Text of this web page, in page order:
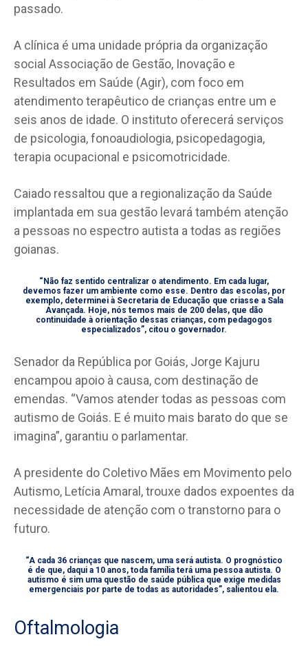
passado.
A clínica é uma unidade própria da organização
social Associação de Gestão, Inovação e
Resultados em Saúde (Agir), com foco em
atendimento terapêutico de crianças entre um e
seis anos de idade. O instituto oferecerá serviços
de psicologia, fonoaudiologia, psicopedagogia,
terapia ocupacional e psicomotricidade.
Caiado ressaltou que a regionalização da Saúde
implantada em sua gestão levará também atenção
a pessoas no espectro autista a todas as regiões
goianas.
“Não faz sentido centralizar o atendimento. Em cada lugar,
devemos fazer um ambiente como esse. Dentro das escolas, por
exemplo, determinei à Secretaria de Educação que criasse a Sala
Avançada. Hoje, nós temos mais de 200 delas, que dão
continuidade à orientação dessas crianças, com pedagogos
especializados”, citou o governador.
Senador da República por Goiás, Jorge Kajuru
encampou apoio à causa, com destinação de
emendas. “Vamos atender todas as pessoas com
autismo de Goiás. E é muito mais barato do que se
imagina”, garantiu o parlamentar.
A presidente do Coletivo Mães em Movimento pelo
Autismo, Letícia Amaral, trouxe dados expoentes da
necessidade de atenção com o transtorno para o
futuro.
“A cada 36 crianças que nascem, uma será autista. O prognóstico
é de que, daqui a 10 anos, toda família terá uma pessoa autista. O
autismo é sim uma questão de saúde pública que exige medidas
emergenciais por parte de todas as autoridades”, salientou ela.
Oftalmologia